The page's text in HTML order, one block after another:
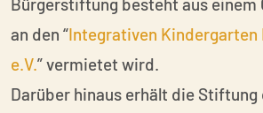
an den “Integrativen Kindergarten
e.V.” vermietet wird.
Darüber hinaus erhält die Stiftung